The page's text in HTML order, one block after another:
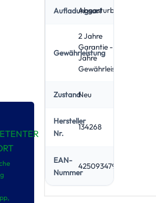
AufladungsartAbgasturbolader
Gewährleistung
2 Jahre
Garantie - 5
Jahre
Gewährleistung
ZustandNeu
Hersteller
Nr.
134268
EAN-
Nummer
4250934798436